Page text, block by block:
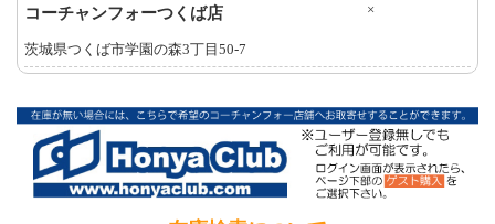
コーチャンフォーつくば店 ×
茨城県つくば市学園の森3丁目50-7